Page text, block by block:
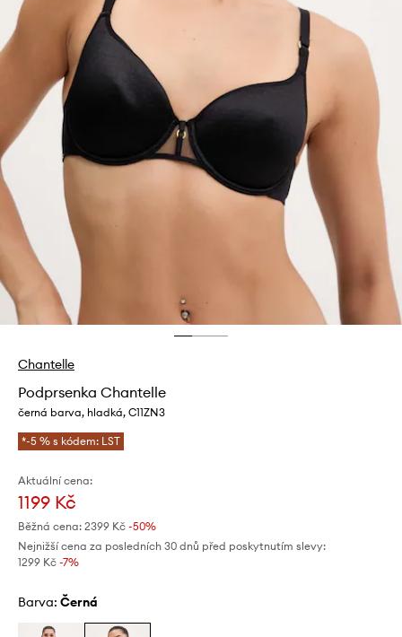
Chantelle
Podprsenka Chantelle
černá barva, hladká, C11ZN3
*-5 % s kódem: LST
Aktuální cena:
1199 Kč
Běžná cena: 2399 Kč -50%
Nejnižší cena za posledních 30 dnů před poskytnutím slevy:
1299 Kč -7%
Barva: černá